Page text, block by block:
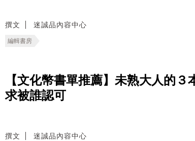
撰文 迷誠品內容中心
編輯書房
【文化幣書單推薦】未熟大人的
求被誰認可
撰文 迷誠品內容中心